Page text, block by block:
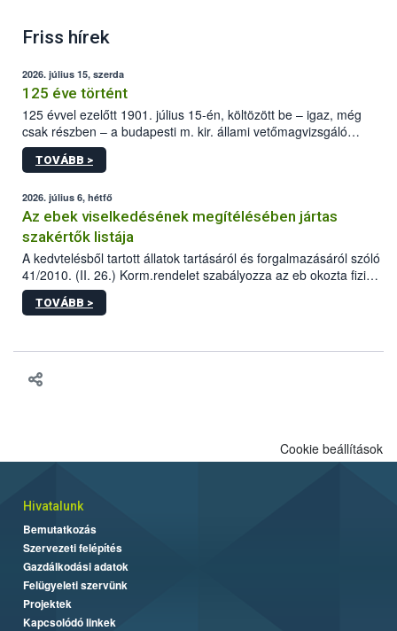
Friss hírek
2026. július 15, szerda
125 éve történt
125 évvel ezelőtt 1901. július 15-én, költözött be – igaz, még
csak részben – a budapesti m. kir. állami vetőmagvizsgáló
állomás a Kis Rókus utca 15. szám alatti, Czigler Győző által
tervezett új épületébe.
TOVÁBB >
2026. július 6, hétfő
Az ebek viselkedésének megítélésében jártas
szakértők listája
A kedvtelésből tartott állatok tartásáról és forgalmazásáról szóló
41/2010. (II. 26.) Korm.rendelet szabályozza az eb okozta fizikai
sérülés, illetve ennek veszélye keletkezésekor felmerülő
hatósági feladatokat, valamint a veszélyes eb tartását és annak
TOVÁBB >
Cookie beállítások
Hivatalunk
Bemutatkozás
Szervezeti felépítés
Gazdálkodási adatok
Felügyeleti szervünk
Projektek
Kapcsolódó linkek